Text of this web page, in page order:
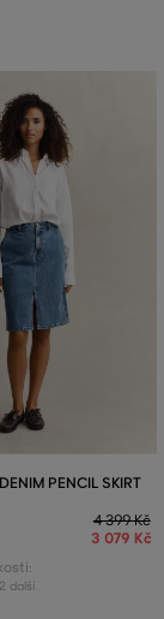
PENCIL SKIRT
4 399 Kč
3 079 Kč
další